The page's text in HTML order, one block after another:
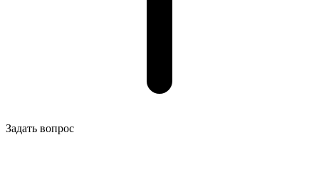
Задать вопрос